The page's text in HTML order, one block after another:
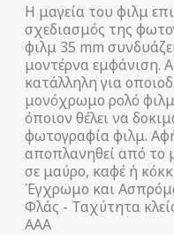
Η μαγεία του φιλμ
σχεδιασμός της
φιλμ 35 mm
μοντέρνα εμφάνιση.
κατάλληλη για
μονόχρωμο ρολό φιλμ
όποιον θέλει να
φωτογραφία φιλμ.
αποπλανηθεί από το
σε μαύρο, καφέ ή
Έγχρωμο και
Φλάς - Ταχύτητα
AAA